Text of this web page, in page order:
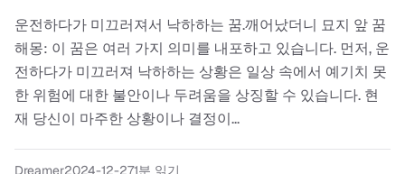
운전하다가 미끄러져서 낙하하는 꿈.깨어났더니 묘지 앞 꿈
해몽: 이 꿈은 여러 가지 의미를 내포하고 있습니다. 먼저, 운
전하다가 미끄러져 낙하하는 상황은 일상 속에서 예기치 못
한 위험에 대한 불안이나 두려움을 상징할 수 있습니다. 현
재 당신이 마주한 상황이나 결정이...
Dreamer2024-12-271분 읽기